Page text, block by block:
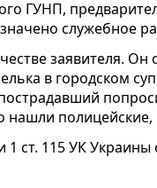
ГУНП,
служебное
заявителя. Он
в городском
нашли
ст. 115 УК Украины